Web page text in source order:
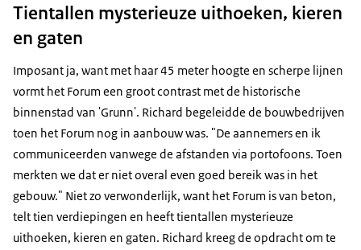
Tientallen mysterieuze uithoeken, kieren
en gaten
Imposant ja, want met haar 45 meter hoogte en scherpe lijnen
vormt het Forum een groot contrast met de historische
binnenstad van 'Grunn'. Richard begeleidde de bouwbedrijven
toen het Forum nog in aanbouw was. "De aannemers en ik
communiceerden vanwege de afstanden via portofoons. Toen
merkten we dat er niet overal even goed bereik was in het
gebouw." Niet zo verwonderlijk, want het Forum is van beton,
telt tien verdiepingen en heeft tientallen mysterieuze
uithoeken, kieren en gaten. Richard kreeg de opdracht om te